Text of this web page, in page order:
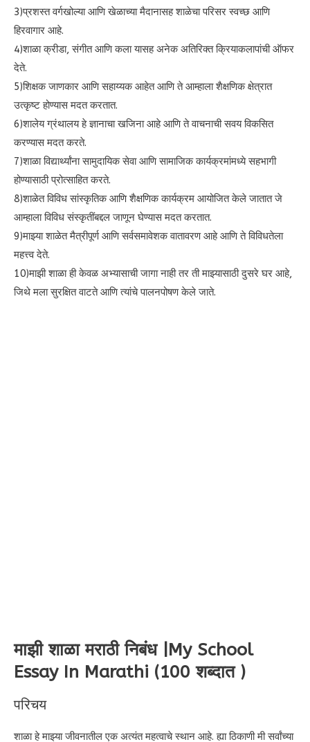
3)प्रशस्त वर्गखोल्या आणि खेळाच्या मैदानासह शाळेचा परिसर स्वच्छ आणि
हिरवागार आहे.
4)शाळा क्रीडा, संगीत आणि कला यासह अनेक अतिरिक्त क्रियाकलापांची ऑफर
देते.
5)शिक्षक जाणकार आणि सहाय्यक आहेत आणि ते आम्हाला शैक्षणिक क्षेत्रात
उत्कृष्ट होण्यास मदत करतात.
6)शालेय ग्रंथालय हे ज्ञानाचा खजिना आहे आणि ते वाचनाची सवय विकसित
करण्यास मदत करते.
7)शाळा विद्यार्थ्यांना सामुदायिक सेवा आणि सामाजिक कार्यक्रमांमध्ये सहभागी
होण्यासाठी प्रोत्साहित करते.
8)शाळेत विविध सांस्कृतिक आणि शैक्षणिक कार्यक्रम आयोजित केले जातात जे
आम्हाला विविध संस्कृतींबद्दल जाणून घेण्यास मदत करतात.
9)माझ्या शाळेत मैत्रीपूर्ण आणि सर्वसमावेशक वातावरण आहे आणि ते विविधतेला
महत्त्व देते.
10)माझी शाळा ही केवळ अभ्यासाची जागा नाही तर ती माझ्यासाठी दुसरे घर आहे,
जिथे मला सुरक्षित वाटते आणि त्यांचे पालनपोषण केले जाते.
माझी शाळा मराठी निबंध |My School
Essay In Marathi (100 शब्दात )
परिचय
शाळा हे माझ्या जीवनातील एक अत्यंत महत्वाचे स्थान आहे. ह्या ठिकाणी मी सर्वांच्या